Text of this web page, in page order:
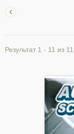
Результат 1 - 11 из 11